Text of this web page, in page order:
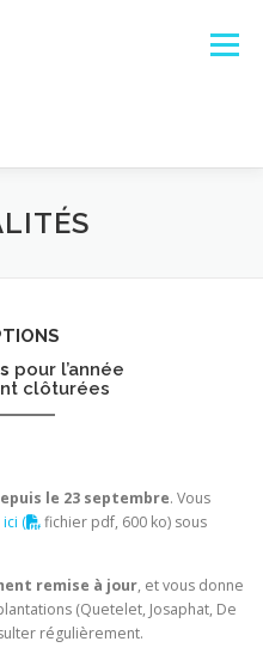
Menu
AGENDA
pour l’année
clôturées
le 23 septembre. Vous
(
fichier pdf, 600 ko) sous
remise à jour, et vous donne
(Quetelet, Josaphat, De
régulièrement.